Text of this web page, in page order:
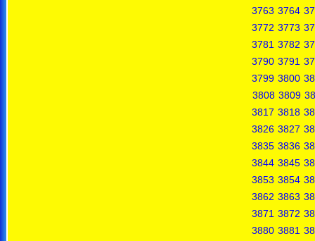
3763 3764
3772 3773
3781 3782
3790 3791
3799 3800
3808 3809
3817 3818
3826 3827
3835 3836
3844 3845
3853 3854
3862 3863
3871 3872
3880 3881